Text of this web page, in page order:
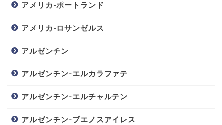
アメリカ-ポートランド
アメリカ-ロサンゼルス
アルゼンチン
アルゼンチン-エルカラファテ
アルゼンチン-エルチャルテン
アルゼンチン-ブエノスアイレス